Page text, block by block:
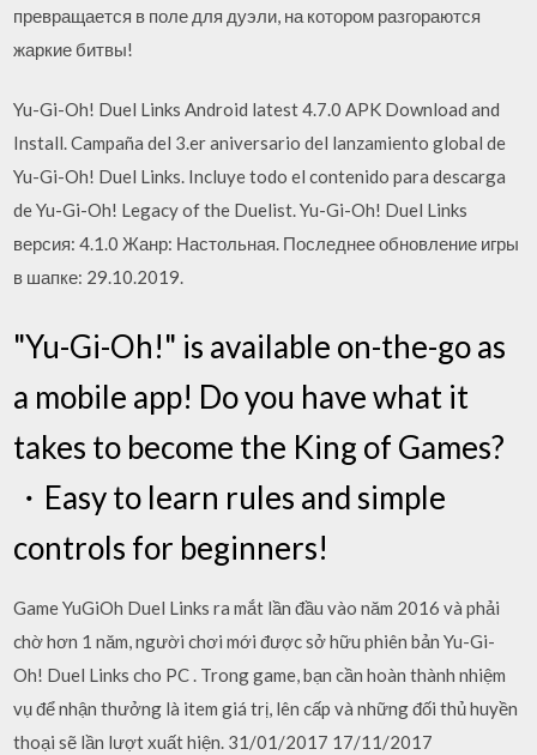
превращается в поле для дуэли, на котором разгораются
жаркие битвы!
Yu-Gi-Oh! Duel Links Android latest 4.7.0 APK Download and
Install. Campaña del 3.er aniversario del lanzamiento global de
Yu-Gi-Oh! Duel Links. Incluye todo el contenido para descarga
de Yu-Gi-Oh! Legacy of the Duelist. Yu-Gi-Oh! Duel Links
версия: 4.1.0 Жанр: Настольная. Последнее обновление игры
в шапке: 29.10.2019.
"Yu-Gi-Oh!" is available on-the-go as
a mobile app! Do you have what it
takes to become the King of Games?
・Easy to learn rules and simple
controls for beginners!
Game YuGiOh Duel Links ra mắt lần đầu vào năm 2016 và phải
chờ hơn 1 năm, người chơi mới được sở hữu phiên bản Yu-Gi-
Oh! Duel Links cho PC . Trong game, bạn cần hoàn thành nhiệm
vụ để nhận thưởng là item giá trị, lên cấp và những đối thủ huyền
thoại sẽ lần lượt xuất hiện. 31/01/2017 17/11/2017